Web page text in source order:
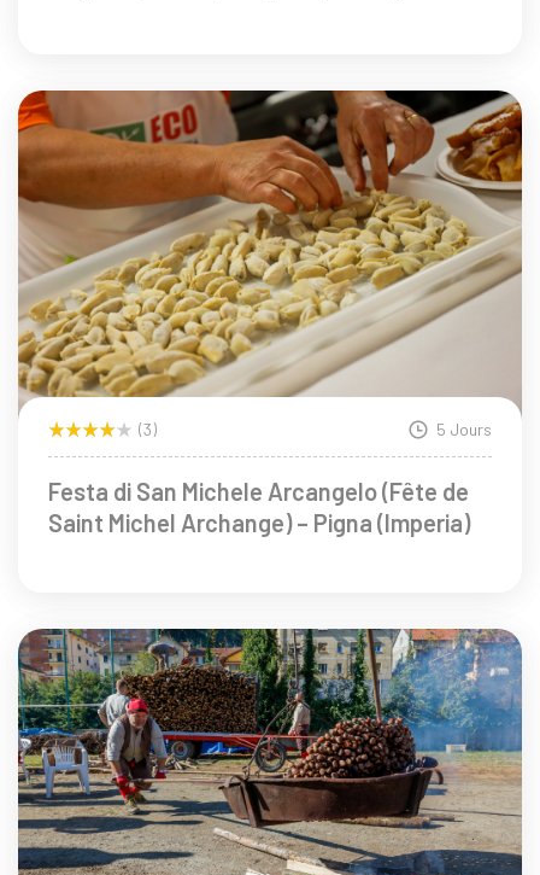
(3) 5 Jours
Festa di San Michele Arcangelo (Fête de
Saint Michel Archange) – Pigna (Imperia)